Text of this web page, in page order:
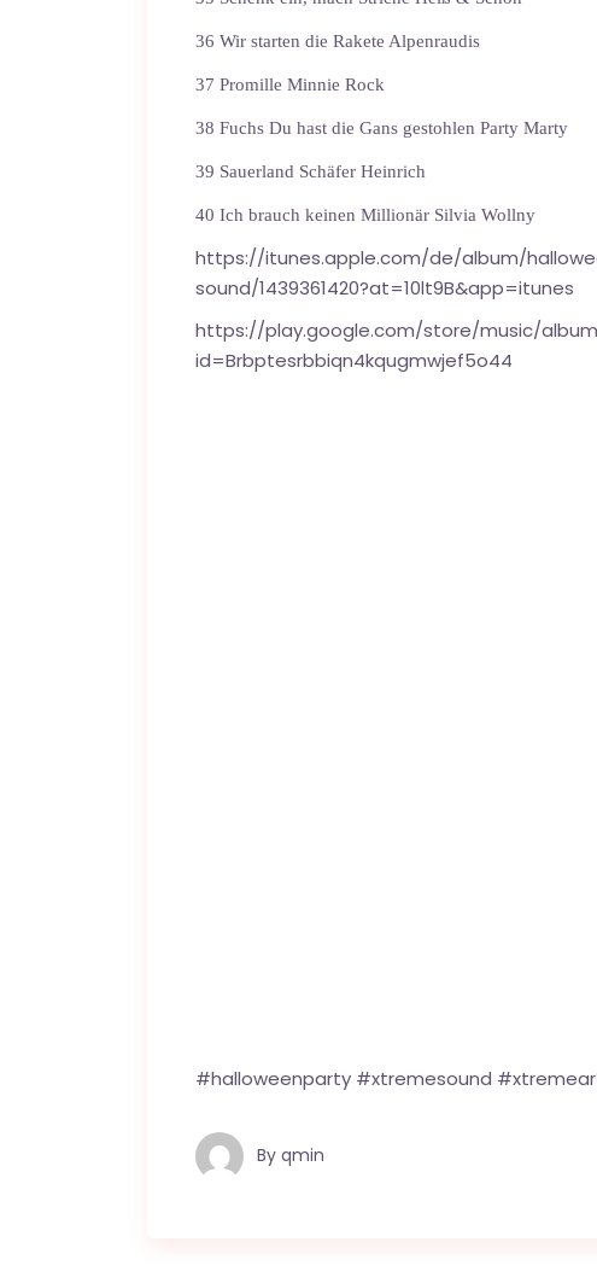
36 Wir starten die Rakete Alpenraudis
37 Promille Minnie Rock
38 Fuchs Du hast die Gans gestohlen Party Marty
39 Sauerland Schäfer Heinrich
40 Ich brauch keinen Millionär Silvia Wollny
https://itunes.apple.com/de/album/
sound/1439361420?at=10lt9B&app=itunes
https://play.google.com/store/music/
id=Brbptesrbbiqn4kqugmwjef5o44
#halloweenparty #xtremesound
By qmin